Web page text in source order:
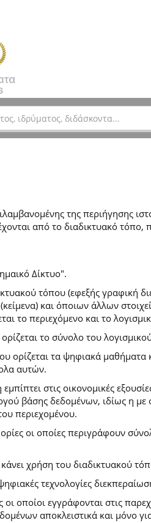
της περιήγησης
από το διαδικτυακό
Δίκτυο".
τόπου (εφεξής γραφική
και όποιων άλλων
το περιεχόμενο και το
το σύνολο του
ορίζεται τα ψηφιακά
αυτών.
στις οικονομικές
βάσης δεδομένων, ιδίως η
περιεχομένου.
οι οποίες περιγράφουν
χρήση του διαδικτυακού
τεχνολογίες
οι οποίοι εγγράφονται στις
αποκλειστικά και μόνο